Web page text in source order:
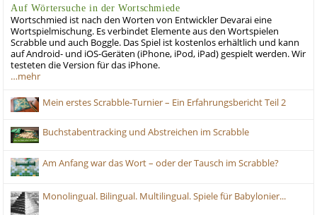
Auf Wörtersuche in der Wortschmiede
Wortschmied ist nach den Worten von Entwickler Devarai eine
Wortspielmischung. Es verbindet Elemente aus den Wortspielen
Scrabble und auch Boggle. Das Spiel ist kostenlos erhältlich und kann
auf Android- und iOS-Geräten (iPhone, iPod, iPad) gespielt werden. Wir
testeten die Version für das iPhone.
…mehr
Mein erstes Scrabble-Turnier – Ein Erfahrungsbericht Teil 2
Buchstabentracking und Abstreichen im Scrabble
Am Anfang war das Wort – oder der Tausch im Scrabble?
Monolingual. Bilingual. Multilingual. Spiele für Babylonier...